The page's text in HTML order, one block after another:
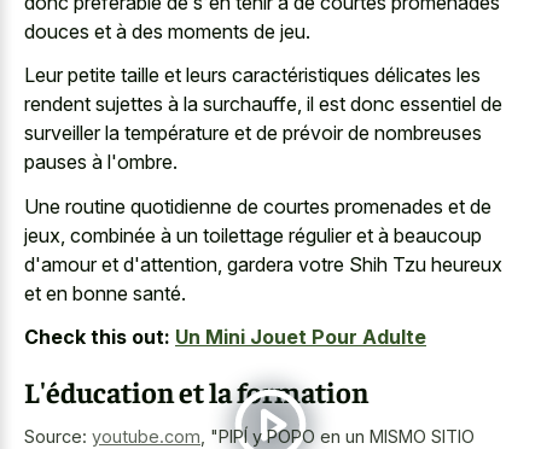
douces et à des moments de jeu.
Leur petite taille et leurs caractéristiques délicates les
rendent sujettes à la surchauffe, il est donc essentiel de
surveiller la température et de prévoir de nombreuses
pauses à l'ombre.
Une routine quotidienne de courtes promenades et de
jeux, combinée à un toilettage régulier et à beaucoup
d'amour et d'attention, gardera votre Shih Tzu heureux
et en bonne santé.
Check this out: Un Mini Jouet Pour Adulte
L'éducation et la formation
Source: youtube.com "PIPÍ y POPO en un MISMO SITIO